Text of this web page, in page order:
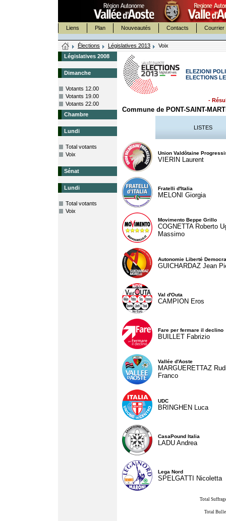
Liens Plan Nouveautés Contacts Courrier
Élections Législatives 2013
Voix
Législatives 2008
Dimanche
Votants 12.00
Votants 19.00
Votants 22.00
Chambre
Lundi
Total votants
Voix
Sénat
Lundi
Total votants
Voix
ELEZIONI
ELECTIONS
-
Commune de PONT-SAINT-
LISTES
Union Valdôtaine
VIERIN Laurent
Fratelli d'Italia
MELONI Giorgia
Movimento Beppe Grillo
COGNETTA Roberto
Massimo
Autonomie Liberté
GUICHARDAZ Jean
Val d'Outa
CAMPION Eros
Fare per fermare il declino
BUILLET Fabrizio
Vallée d'Aoste
MARGUERETTAZ
Franco
UDC
BRINGHEN Luca
CasaPound Italia
LADU Andrea
Lega Nord
SPELGATTI Nicoletta
Total
Total